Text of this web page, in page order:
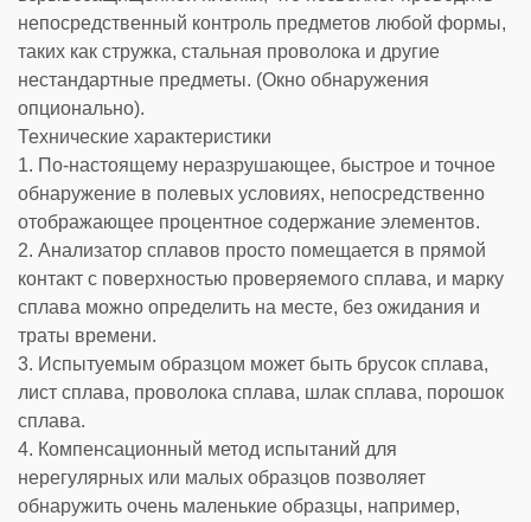
непосредственный контроль предметов любой формы,
таких как стружка, стальная проволока и другие
нестандартные предметы. (Окно обнаружения
опционально).
Технические характеристики
1. По-настоящему неразрушающее, быстрое и точное
обнаружение в полевых условиях, непосредственно
отображающее процентное содержание элементов.
2. Анализатор сплавов просто помещается в прямой
контакт с поверхностью проверяемого сплава, и марку
сплава можно определить на месте, без ожидания и
траты времени.
3. Испытуемым образцом может быть брусок сплава,
лист сплава, проволока сплава, шлак сплава, порошок
сплава.
4. Компенсационный метод испытаний для
нерегулярных или малых образцов позволяет
обнаружить очень маленькие образцы, например,